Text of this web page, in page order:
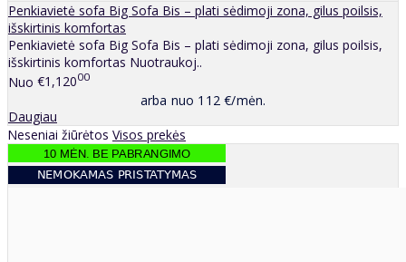
Penkiavietė sofa Big Sofa Bis – plati sėdimoji zona, gilus poilsis,
išskirtinis komfortas
Penkiavietė sofa Big Sofa Bis – plati sėdimoji zona, gilus poilsis,
išskirtinis komfortas Nuotraukoj..
Nuo €1,12000
arba nuo 112 €/mėn.
Daugiau
Neseniai žiūrėtos Visos prekės